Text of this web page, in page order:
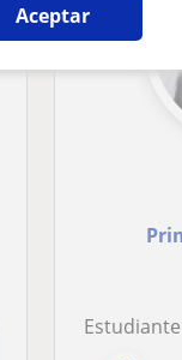
Aceptar
Estudiante de